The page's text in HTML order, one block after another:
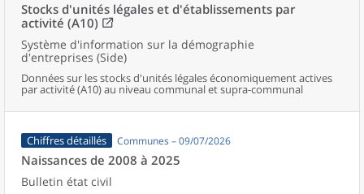
Stocks d'unités légales et d'établissements par
activité (A10)
Système d'information sur la démographie
d'entreprises (Side)
Données sur les stocks d'unités légales économiquement actives
par activité (A10) au niveau communal et supra-communal
Chiffres détaillés Communes – 09/07/2026
Naissances de 2008 à 2025
Bulletin état civil